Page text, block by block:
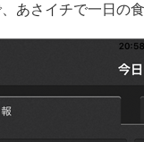
あさイチで一日の